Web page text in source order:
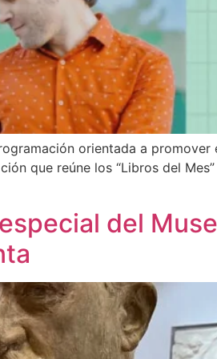
orientada a promover
que reúne los “Libros del Mes”
del